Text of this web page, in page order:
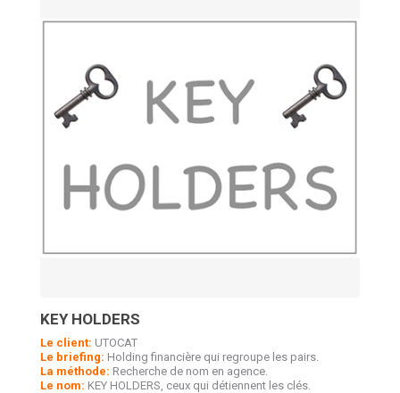
KEY HOLDERS
Le client: UTOCAT
Le briefing: Holding financière qui regroupe les pairs.
La méthode: Recherche de nom en agence.
Le nom: KEY HOLDERS, ceux qui détiennent les clés.